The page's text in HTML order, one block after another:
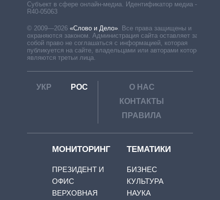
Субъект в сфере онлайн-медиа. Идентификатор медиа –
R40-05063
© 2009—2026 «Слово и Дело». Все права защищены и
охраняются законом. Администрация сайта оставляет за
собой право не соглашаться с информацией, которая
публикуется на сайте, владельцами или авторами которой
являются третьи лица.
УКР РОС
О НАС
КОНТАКТЫ
ПРАВИЛА
МОНИТОРИНГ
ПРЕЗИДЕНТ И
ОФИС
ВЕРХОВНАЯ
ТЕМАТИКИ
БИЗНЕС
КУЛЬТУРА
НАУКА